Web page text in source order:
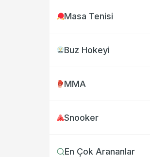
Masa Tenisi
Buz Hokeyi
MMA
Snooker
En Çok Arananlar